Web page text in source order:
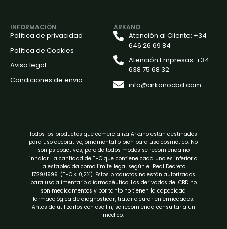
INFORMACIÓN
Política de privacidad
Política de Cookies
Aviso legal
Condiciones de envio
ARKANO
Atención al Cliente: +34
646 26 69 84
Atención Empresas: +34
638 75 68 32
info@arkanocbd.com
Todos los productos que comercializa Arkano están destinados
para uso decorativo, ornamental o bien para uso cosmético. No
son psicoactivos, pero de todos modos se recomienda no
inhalar. La cantidad de THC que contiene cada uno es inferior a
la establecida como límite legal según el Real Decreto
1729/1999. (THC < 0,2%). Estos productos no están autorizados
para uso alimentario o farmacéutico. Los derivados del CBD no
son medicamentos y por tanto no tienen la capacidad
farmacológica de diagnosticar, tratar o curar enfermedades.
Antes de utilizarlos con ese fin, se recomienda consultar a un
médico.